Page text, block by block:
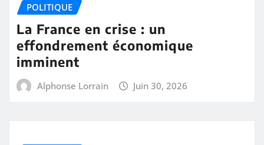
POLITIQUE
La France en crise : un
effondrement économique
imminent
Alphonse Lorrain Juin 30, 2026